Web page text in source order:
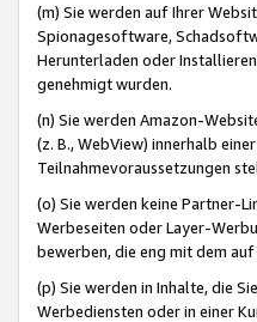
(m) Sie werden auf Ihrer
Spionagesoftware,
Herunterladen oder
genehmigt wurden.
(n) Sie werden Amazon-
(z. B., WebView) innerhalb
Teilnahmevoraussetzungen
(o) Sie werden keine Partner-
Werbeseiten oder Layer-
bewerben, die eng mit dem
(p) Sie werden in Inhalte, die
Werbediensten oder in einer